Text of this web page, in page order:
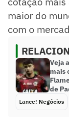
maior do
com o
Veja
mais
de
Lance! Negócios